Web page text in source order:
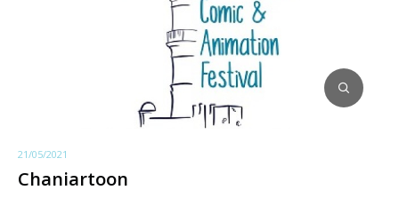
21/05/2021
Chaniartoon